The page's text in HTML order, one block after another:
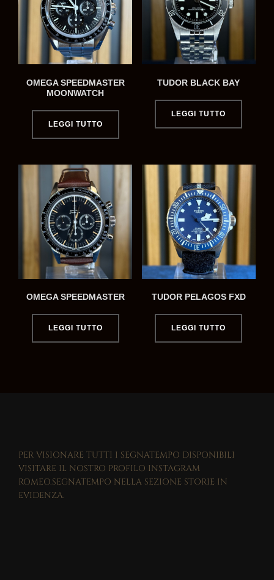
OMEGA SPEEDMASTER
MOONWATCH
LEGGI TUTTO
TUDOR BLACK BAY
LEGGI TUTTO
OMEGA SPEEDMASTER
LEGGI TUTTO
TUDOR PELAGOS FXD
LEGGI TUTTO
PER VISIONARE TUTTI I SEGNATEMPO DISPONIBILI
VISITARE IL NOSTRO PROFILO INSTAGRAM
ROMEO.SEGNATEMPO NELLA SEZIONE STORIE IN
EVIDENZA.